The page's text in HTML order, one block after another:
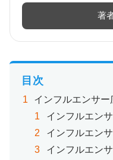
著
目次
インフルエンサ
インフルエン
インフルエン
インフルエン